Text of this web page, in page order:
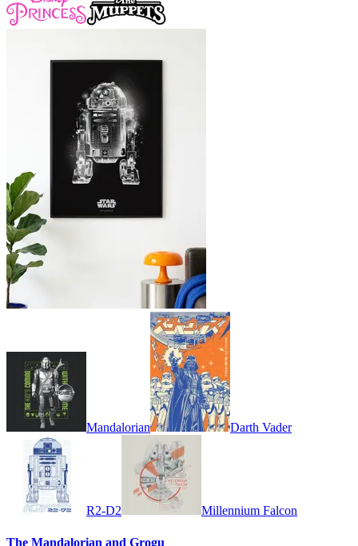
Mandalorian Darth Vader
R2-D2 Millennium Falcon
The Mandalorian and Grogu